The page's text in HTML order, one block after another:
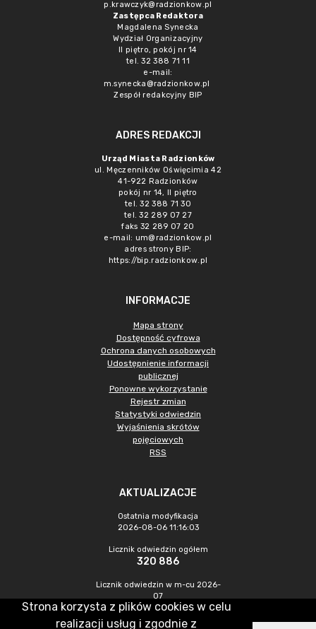
p.krawczyk@radzionkow.pl
Zastępca Redaktora
Magdalena Synecka
Wydział Organizacyjny
II piętro, pokój nr 14
tel. 32 388 71 11
e-mail:
m.synecka@radzionkow.pl
Zespół redakcyjny BIP
ADRES REDAKCJI
Urząd Miasta Radzionków
ul. Męczenników Oświęcimia 42
41-922 Radzionków
pokój nr 14, II piętro
tel. 32 388 71 30
tel. 32 289 07 27
faks 32 289 07 20
e-mail: um@radzionkow.pl
adres strony BIP:
https://bip.radzionkow.pl
INFORMACJE
Mapa strony
Dostępność cyfrowa
Ochrona danych osobowych
Udostępnienie informacji
publicznej
Ponowne wykorzystanie
Rejestr zmian
Statystyki odwiedzin
Wyjaśnienia skrótów
pojęciowych
RSS
AKTUALIZACJE
Ostatnia modyfikacja
2026-08-06 11:16:03
Licznik odwiedzin ogółem
320 886
Licznik odwiedzin w m-cu 2026-
07
945
Strona korzysta z plików cookies w celu
realizacji usług i zgodnie z